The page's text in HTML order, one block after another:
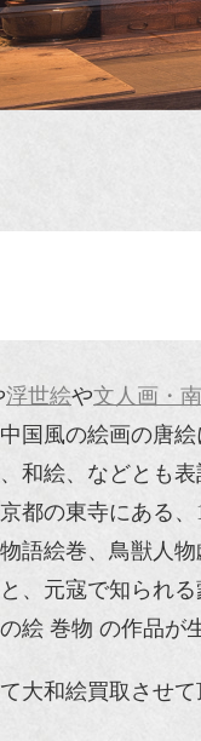
浮世絵や文人画・
国風の絵画の唐絵
和絵、などとも
都の東寺にある
語絵巻、鳥獣人
、元寇で知られ
絵 巻物 の作品が
大和絵買取させて